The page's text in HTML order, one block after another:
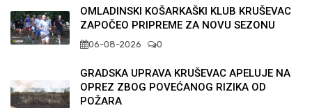
OMLADINSKI KOŠARKAŠKI KLUB KRUŠEVAC
ZAPOČEO PRIPREME ZA NOVU SEZONU
06-08-2026 0
GRADSKA UPRAVA KRUŠEVAC APELUJE NA
OPREZ ZBOG POVEĆANOG RIZIKA OD
POŽARA